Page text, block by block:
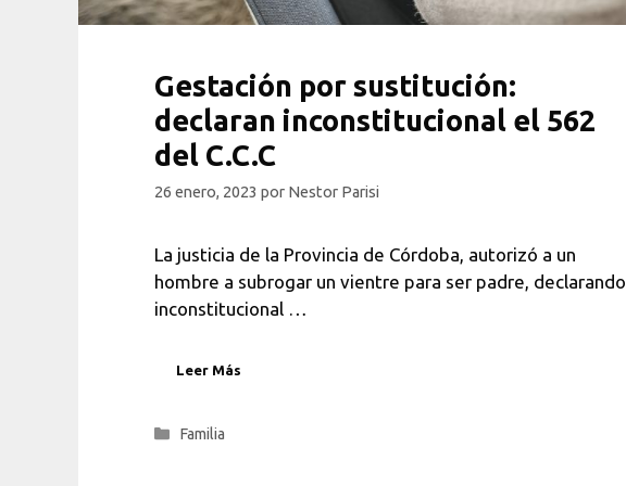
Gestación por sustitución:
declaran inconstitucional el 562
del C.C.C
26 enero, 2023 por Nestor Parisi
La justicia de la Provincia de Córdoba, autorizó a un
hombre a subrogar un vientre para ser padre, declarando
inconstitucional …
Leer Más
Categorías
Familia